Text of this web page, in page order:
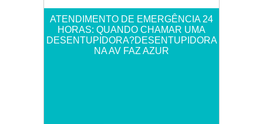
ATENDIMENTO DE EMERGÊNCIA 24
HORAS: QUANDO CHAMAR UMA
DESENTUPIDORA?DESENTUPIDORA
NA AV FAZ AZUR